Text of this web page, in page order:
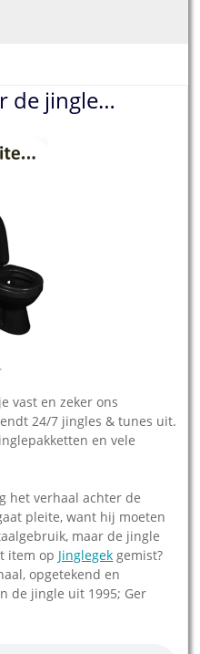
de jingle…
vast en zeker ons
24/7 jingles & tunes uit.
en vele
het verhaal achter de
pleite, want hij moeten
maar de jingle
item op Jinglegek gemist?
opgetekend en
de jingle uit 1995; Ger